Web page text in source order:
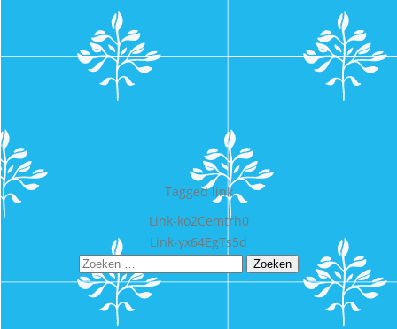
Taggedlink
navigatie
Link-ko2Cemtrh0
Link-yx64EgTs5d
Zoeken
naar: